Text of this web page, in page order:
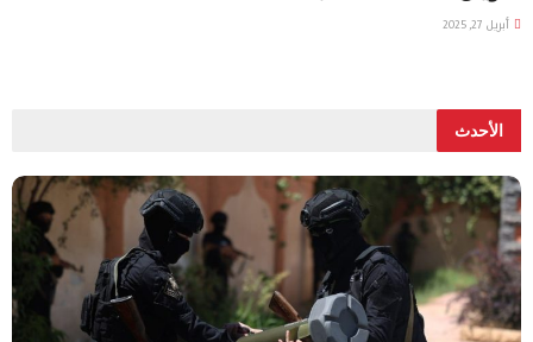
أبريل 27, 2025
الأحدث